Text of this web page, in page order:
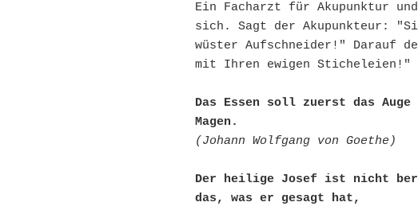
Ein Facharzt für Akupunktur
sich. Sagt der Akupunkteur:
wüster Aufschneider!" Darauf
mit Ihren ewigen Sticheleien!"
Das Essen soll zuerst das Auge
Magen.
(Johann Wolfgang von Goethe)
Der heilige Josef ist nicht
das, was er gesagt hat,